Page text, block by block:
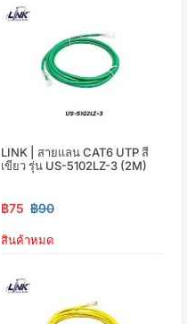
LINK | สายแลน CAT6 UTP สี
เขียว รุ่น US-5102LZ-3 (2M)
฿75 ฿90
สินค้าหมด